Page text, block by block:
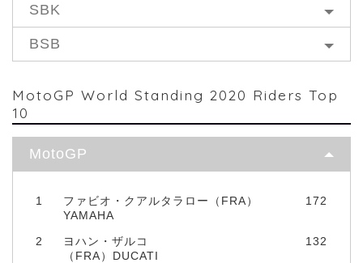
SBK
BSB
MotoGP World Standing 2020 Riders Top
10
MotoGP
1
ファビオ・クアルタラロー（FRA）
YAMAHA
172
2
ヨハン・ザルコ
（FRA）DUCATI
132